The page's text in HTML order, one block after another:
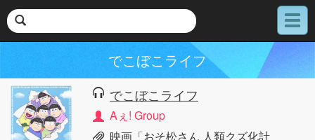
メ
ニ
でこぼこライフ
でこぼこライフ
Aぇ! Group
映画「おそ松さん 人類クズ化計